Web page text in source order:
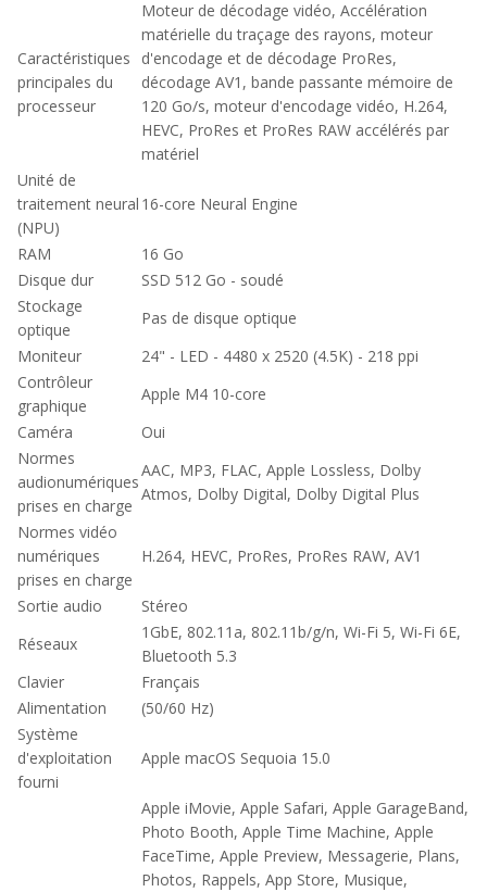
Caractéristiques
principales du
processeur
Moteur de décodage vidéo, Accélération
matérielle du traçage des rayons, moteur
d'encodage et de décodage ProRes,
décodage AV1, bande passante mémoire de
120 Go/s, moteur d'encodage vidéo, H.264,
HEVC, ProRes et ProRes RAW accélérés par
matériel
Unité de
traitement neural
(NPU)
16-core Neural Engine
RAM
16 Go
Disque dur
SSD 512 Go - soudé
Stockage
optique
Pas de disque optique
Moniteur
24" - LED - 4480 x 2520 (4.5K) - 218 ppi
Contrôleur
graphique
Apple M4 10-core
Caméra
Oui
Normes
audionumériques
prises en charge
AAC, MP3, FLAC, Apple Lossless, Dolby
Atmos, Dolby Digital, Dolby Digital Plus
Normes vidéo
numériques
prises en charge
H.264, HEVC, ProRes, ProRes RAW, AV1
Sortie audio
Stéreo
Réseaux
1GbE, 802.11a, 802.11b/g/n, Wi-Fi 5, Wi-Fi 6E,
Bluetooth 5.3
Clavier
Français
Alimentation
(50/60 Hz)
Système
d'exploitation
fourni
Apple macOS Sequoia 15.0
Apple iMovie, Apple Safari, Apple GarageBand,
Photo Booth, Apple Time Machine, Apple
FaceTime, Apple Preview, Messagerie, Plans,
Photos, Rappels, App Store, Musique,